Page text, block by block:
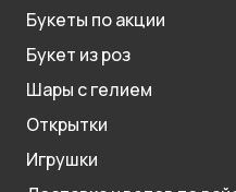
Букеты по акции
Букет из роз
Шары с гелием
Открытки
Игрушки